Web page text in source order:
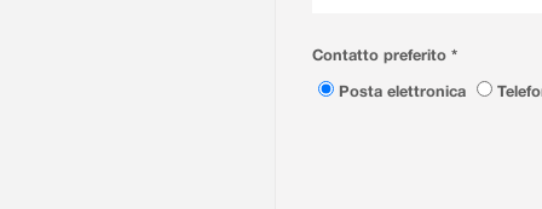
Contatto preferito *
Posta elettronica